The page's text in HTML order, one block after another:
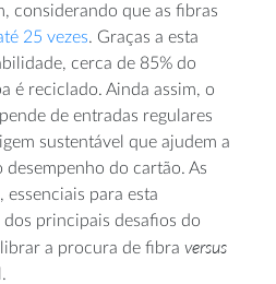
considerando que as fibras
25 vezes. Graças a esta
cerca de 85% do
é reciclado. Ainda assim, o
de entradas regulares
sustentável que ajudem a
desempenho do cartão. As
para esta
principais desafios do
a procura de fibra versus